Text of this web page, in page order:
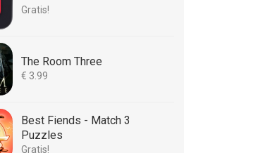
Gratis!
The Room Three
€ 3.99
Best Fiends - Match 3
Puzzles
Gratis!